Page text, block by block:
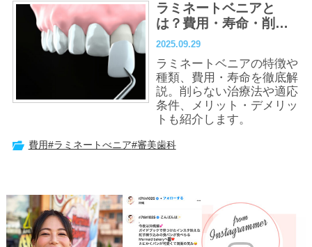
ラミネートベニアと
は？費用・寿命・削ら
ない治療まで徹底解説
2025.09.29
ラミネートベニアの特徴や
種類、費用・寿命を徹底解
説。削らない治療法や適応
条件、メリット・デメリッ
トも紹介します。
費用#ラミネートべニア#審美歯科